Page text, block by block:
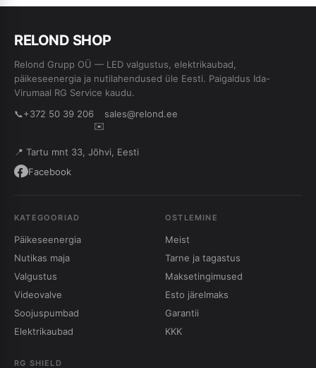
RELOND SHOP
Relond Grupp OÜ — LED valgustus, elektrikaubad,
päikeseenergia ja nutilahendused üle Eesti. Paigaldus Ida-
Virumaal RG Service kaudu.
📞+372 50 39 206
✉️
sales@relond.ee
📍 Tartu mnt 33, Jõhvi, Eesti
Facebook
KATEGOORIAD
Päikeseenergia
Nutikas maja
Valgustus
Videovalve
Soojuspumbad
Elektrikaubad
OSTLEMINE
Meist
Tarne ja tagastus
Maksetingimused
Esto järelmaks
Garantii
KKK
RG SHIELD